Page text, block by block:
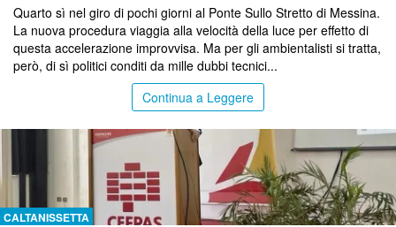
Quarto sì nel giro di pochi giorni al Ponte Sullo Stretto di Messina.
La nuova procedura viaggia alla velocità della luce per effetto di
questa accelerazione improvvisa. Ma per gli ambientalisti si tratta,
però, di sì politici conditi da mille dubbi tecnici...
Continua a Leggere
CALTANISSETTA